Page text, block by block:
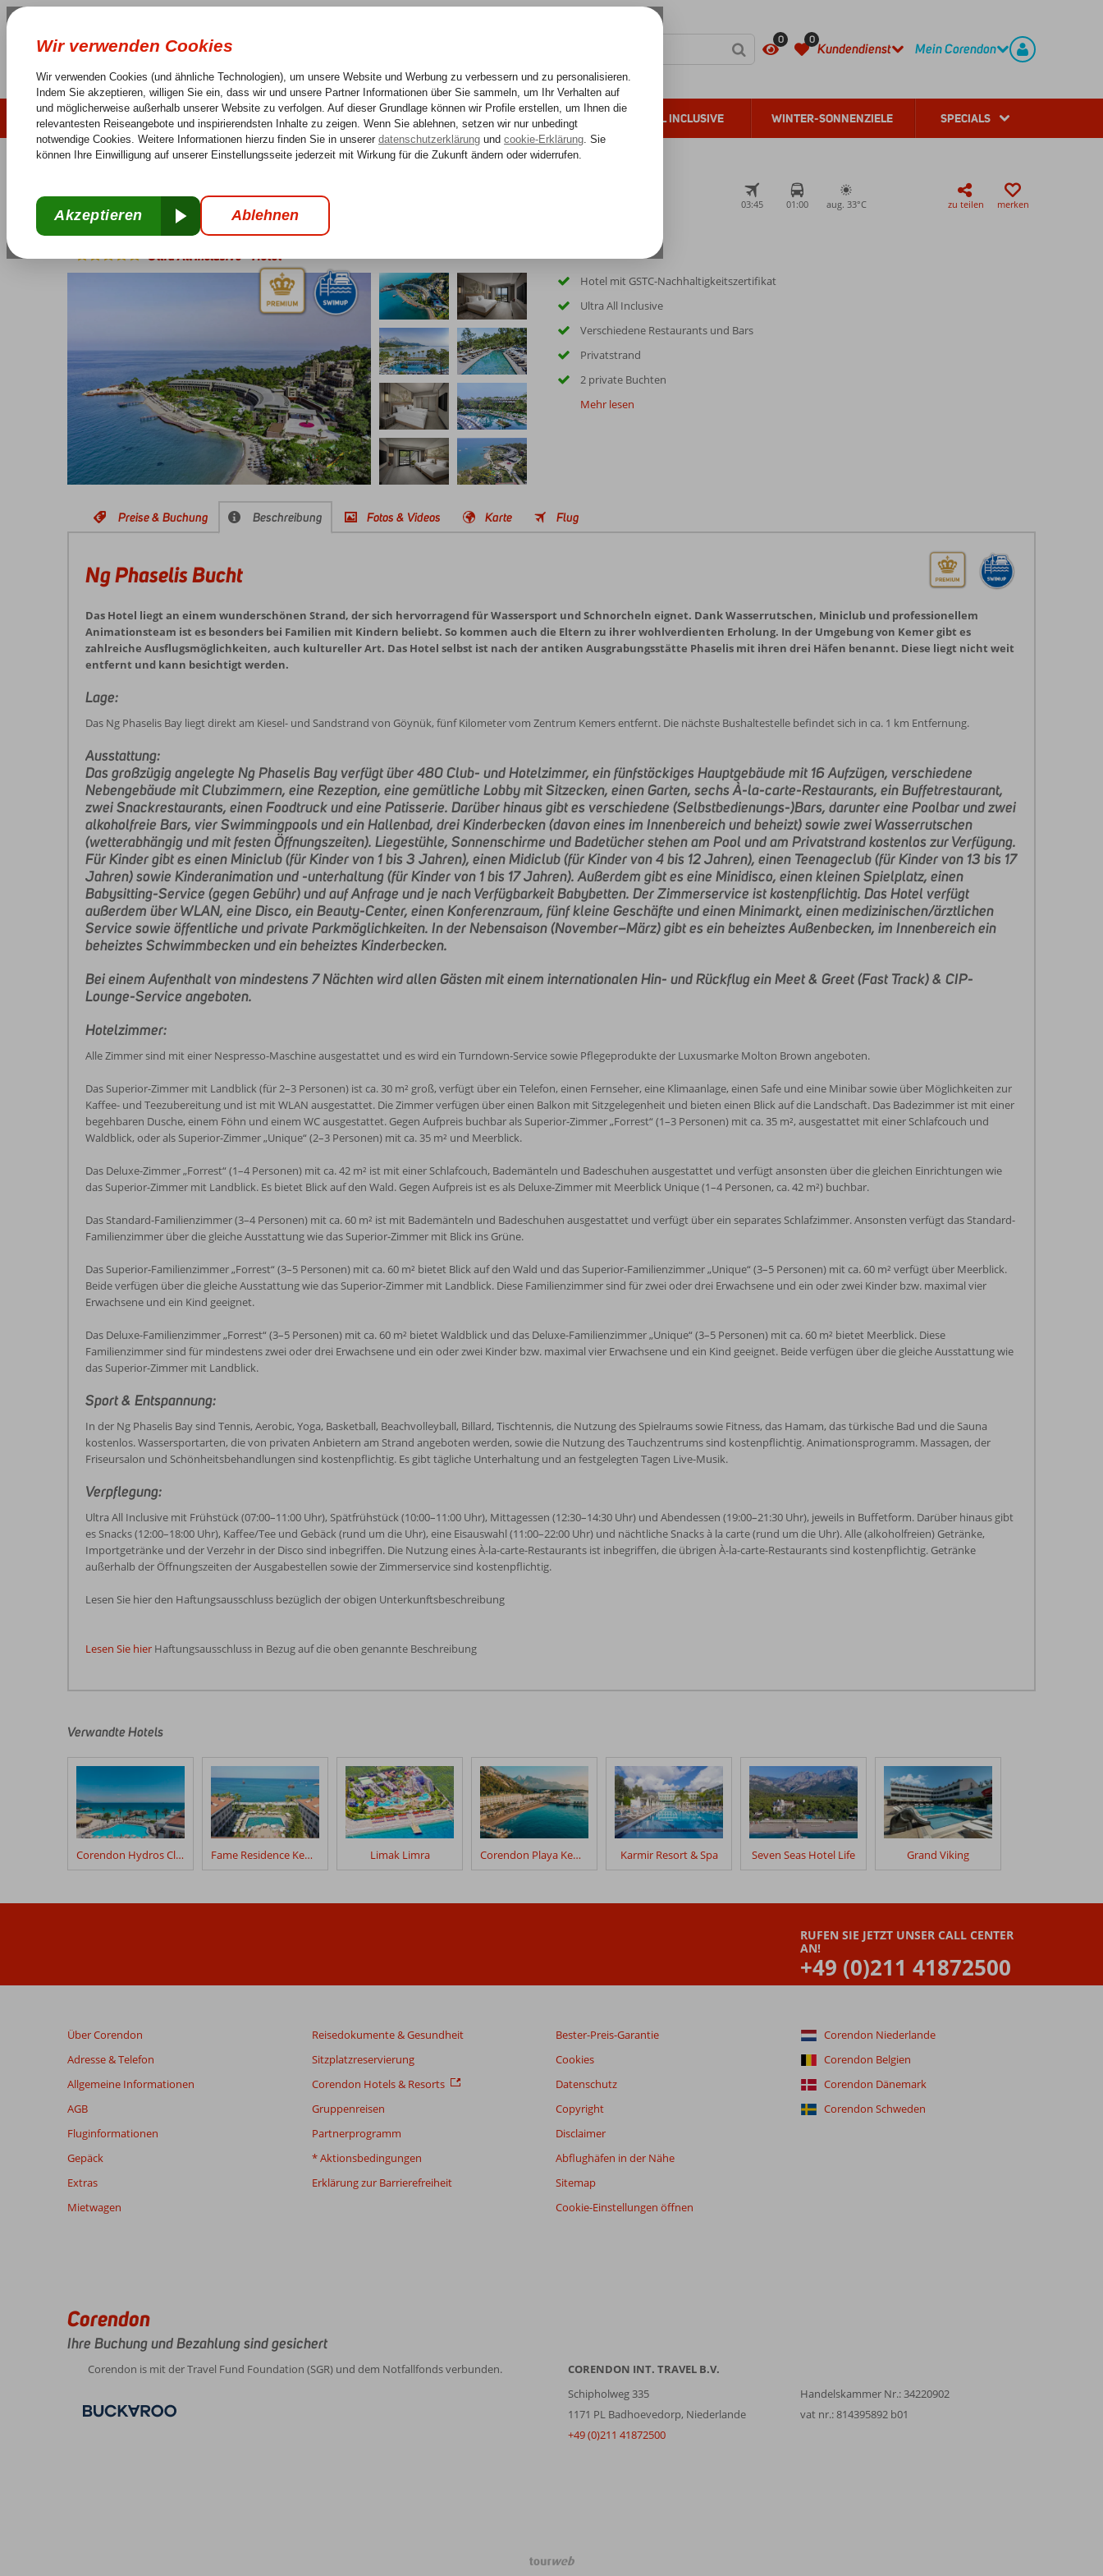
0 0
Kundendienst Mein Corendon
LAST MINUTE SOMMER 2026 SONNENZIELE FERNREISEN ALL INCLUSIVE WINTER-SONNENZIELE SPECIALS
Keine versteckten Kosten Sorglos Reisen 25 Jahre Erfahrung
Home
Türkei Türkische Riviera Kemer Goynuk Ng Phaselis Bucht
Ng Phaselis Bucht
Ultra All Inclusive-Hotel
03:45 01:00 aug. 33°C zu teilen merken
Hotel mit GSTC-Nachhaltigkeitszertifikat
Ultra All Inclusive
Verschiedene Restaurants und Bars
Privatstrand
2 private Buchten
Mehr lesen
Preise & Buchung Beschreibung Fotos & Videos Karte Flug
Ng Phaselis Bucht
Das Hotel liegt an einem wunderschönen Strand, der sich hervorragend für Wassersport und Schnorcheln eignet. Dank Wasserrutschen, Miniclub und professionellem
Animationsteam ist es besonders bei Familien mit Kindern beliebt. So kommen auch die Eltern zu ihrer wohlverdienten Erholung. In der Umgebung von Kemer gibt es
zahlreiche Ausflugsmöglichkeiten, auch kultureller Art. Das Hotel selbst ist nach der antiken Ausgrabungsstätte Phaselis mit ihren drei Häfen benannt. Diese liegt nicht weit
entfernt und kann besichtigt werden.
Lage:
Das Ng Phaselis Bay liegt direkt am Kiesel- und Sandstrand von Göynük, fünf Kilometer vom Zentrum Kemers entfernt. Die nächste Bushaltestelle befindet sich in ca. 1 km Entfernung.
Ausstattung:
Das großzügig angelegte Ng Phaselis Bay verfügt über 480 Club- und Hotelzimmer, ein fünfstöckiges Hauptgebäude mit 16 Aufzügen, verschiedene
Nebengebäude mit Clubzimmern, eine Rezeption, eine gemütliche Lobby mit Sitzecken, einen Garten, sechs À-la-carte-Restaurants, ein Buffetrestaurant,
zwei Snackrestaurants, einen Foodtruck und eine Patisserie. Darüber hinaus gibt es verschiedene (Selbstbedienungs-)Bars, darunter eine Poolbar und zwei
alkoholfreie Bars, vier Swimmingpools und ein Hallenbad, drei Kinderbecken (davon eines im Innenbereich und beheizt) sowie zwei Wasserrutschen
(wetterabhängig und mit festen Öffnungszeiten). Liegestühle, Sonnenschirme und Badetücher stehen am Pool und am Privatstrand kostenlos zur Verfügung.
Für Kinder gibt es einen Miniclub (für Kinder von 1 bis 3 Jahren), einen Midiclub (für Kinder von 4 bis 12 Jahren), einen Teenageclub (für Kinder von 13 bis 17
Jahren) sowie Kinderanimation und -unterhaltung (für Kinder von 1 bis 17 Jahren). Außerdem gibt es eine Minidisco, einen kleinen Spielplatz, einen
Babysitting-Service (gegen Gebühr) und auf Anfrage und je nach Verfügbarkeit Babybetten. Der Zimmerservice ist kostenpflichtig. Das Hotel verfügt
außerdem über WLAN, eine Disco, ein Beauty-Center, einen Konferenzraum, fünf kleine Geschäfte und einen Minimarkt, einen medizinischen/ärztlichen
Service sowie öffentliche und private Parkmöglichkeiten. In der Nebensaison (November–März) gibt es ein beheiztes Außenbecken, im Innenbereich ein
beheiztes Schwimmbecken und ein beheiztes Kinderbecken.
Bei einem Aufenthalt von mindestens 7 Nächten wird allen Gästen mit einem internationalen Hin- und Rückflug ein Meet & Greet (Fast Track) & CIP-
Lounge-Service angeboten.
Hotelzimmer:
Alle Zimmer sind mit einer Nespresso-Maschine ausgestattet und es wird ein Turndown-Service sowie Pflegeprodukte der Luxusmarke Molton Brown angeboten.
Das Superior-Zimmer mit Landblick (für 2–3 Personen) ist ca. 30 m² groß, verfügt über ein Telefon, einen Fernseher, eine Klimaanlage, einen Safe und eine Minibar sowie über Möglichkeiten zur
Kaffee- und Teezubereitung und ist mit WLAN ausgestattet. Die Zimmer verfügen über einen Balkon mit Sitzgelegenheit und bieten einen Blick auf die Landschaft. Das Badezimmer ist mit einer
begehbaren Dusche, einem Föhn und einem WC ausgestattet. Gegen Aufpreis buchbar als Superior-Zimmer „Forrest“ (1–3 Personen) mit ca. 35 m², ausgestattet mit einer Schlafcouch und
Waldblick, oder als Superior-Zimmer „Unique“ (2–3 Personen) mit ca. 35 m² und Meerblick.
Das Deluxe-Zimmer „Forrest“ (1–4 Personen) mit ca. 42 m² ist mit einer Schlafcouch, Bademänteln und Badeschuhen ausgestattet und verfügt ansonsten über die gleichen Einrichtungen wie
das Superior-Zimmer mit Landblick. Es bietet Blick auf den Wald. Gegen Aufpreis ist es als Deluxe-Zimmer mit Meerblick Unique (1–4 Personen, ca. 42 m²) buchbar.
Das Standard-Familienzimmer (3–4 Personen) mit ca. 60 m² ist mit Bademänteln und Badeschuhen ausgestattet und verfügt über ein separates Schlafzimmer. Ansonsten verfügt das Standard-
Familienzimmer über die gleiche Ausstattung wie das Superior-Zimmer mit Blick ins Grüne.
Das Superior-Familienzimmer „Forrest“ (3–5 Personen) mit ca. 60 m² bietet Blick auf den Wald und das Superior-Familienzimmer „Unique“ (3–5 Personen) mit ca. 60 m² verfügt über Meerblick.
Beide verfügen über die gleiche Ausstattung wie das Superior-Zimmer mit Landblick. Diese Familienzimmer sind für zwei oder drei Erwachsene und ein oder zwei Kinder bzw. maximal vier
Erwachsene und ein Kind geeignet.
Das Deluxe-Familienzimmer „Forrest“ (3–5 Personen) mit ca. 60 m² bietet Waldblick und das Deluxe-Familienzimmer „Unique“ (3–5 Personen) mit ca. 60 m² bietet Meerblick. Diese
Familienzimmer sind für mindestens zwei oder drei Erwachsene und ein oder zwei Kinder bzw. maximal vier Erwachsene und ein Kind geeignet. Beide verfügen über die gleiche Ausstattung wie
das Superior-Zimmer mit Landblick.
Sport & Entspannung:
In der Ng Phaselis Bay sind Tennis, Aerobic, Yoga, Basketball, Beachvolleyball, Billard, Tischtennis, die Nutzung des Spielraums sowie Fitness, das Hamam, das türkische Bad und die Sauna
kostenlos. Wassersportarten, die von privaten Anbietern am Strand angeboten werden, sowie die Nutzung des Tauchzentrums sind kostenpflichtig. Animationsprogramm. Massagen, der
Friseursalon und Schönheitsbehandlungen sind kostenpflichtig. Es gibt tägliche Unterhaltung und an festgelegten Tagen Live-Musik.
Verpflegung:
Ultra All Inclusive mit Frühstück (07:00–11:00 Uhr), Spätfrühstück (10:00–11:00 Uhr), Mittagessen (12:30–14:30 Uhr) und Abendessen (19:00–21:30 Uhr), jeweils in Buffetform. Darüber hinaus gibt
es Snacks (12:00–18:00 Uhr), Kaffee/Tee und Gebäck (rund um die Uhr), eine Eisauswahl (11:00–22:00 Uhr) und nächtliche Snacks à la carte (rund um die Uhr). Alle (alkoholfreien) Getränke,
Importgetränke und der Verzehr in der Disco sind inbegriffen. Die Nutzung eines À-la-carte-Restaurants ist inbegriffen, die übrigen À-la-carte-Restaurants sind kostenpflichtig. Getränke
außerhalb der Öffnungszeiten der Ausgabestellen sowie der Zimmerservice sind kostenpflichtig.
Lesen Sie hierden Haftungsausschluss bezüglich der obigen Unterkunftsbeschreibung
Lesen Sie hier Haftungsausschluss in Bezug auf die oben genannte Beschreibung
von
Gästen
ihrem
Aufenthalt
in
Phaselis
als
sind,
werden
nicht
mehr
die
unsere
Verwandte Hotels
Corendon Hydros Club Kemer Fame Residence Kemer & Spa Limak Limra Corendon Playa Kemer Karmir Resort & Spa Seven Seas Hotel Life Grand Viking
RUFEN SIE JETZT UNSER CALL CENTER
AN!
+49 (0)211 41872500
Über Corendon
Adresse & Telefon
Allgemeine Informationen
AGB
Fluginformationen
Gepäck
Extras
Mietwagen
Reisedokumente & Gesundheit
Sitzplatzreservierung
Corendon Hotels & Resorts
Gruppenreisen
Partnerprogramm
* Aktionsbedingungen
Erklärung zur Barrierefreiheit
Bester-Preis-Garantie
Cookies
Datenschutz
Copyright
Disclaimer
Abflughäfen in der Nähe
Sitemap
Cookie-Einstellungen öffnen
Corendon Niederlande
Corendon Belgien
Corendon Dänemark
Corendon Schweden
Corendon
Ihre Buchung und Bezahlung sind gesichert
Corendon is mit der Travel Fund Foundation (SGR) und dem Notfallfonds verbunden.
CORENDON INT. TRAVEL B.V.
Schipholweg 335
1171 PL Badhoevedorp, Niederlande
+49 (0)211 41872500
Handelskammer Nr.: 34220902
vat nr.: 814395892 b01
TourWeb